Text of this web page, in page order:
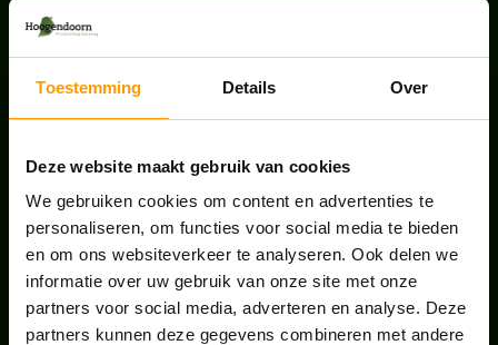
Toestemming Details Over
Deze website maakt gebruik van cookies
We gebruiken cookies om content en advertenties te
personaliseren, om functies voor social media te bieden
en om ons websiteverkeer te analyseren. Ook delen we
informatie over uw gebruik van onze site met onze
partners voor social media, adverteren en analyse. Deze
partners kunnen deze gegevens combineren met andere
LAATSTE NIEUWS
UNION HOUSE UTRECHT
juli 28, 2026
KANTOORPLANT VAN DE MAAND JUNI: DE
SCHEFFLERA
juni 30, 2026